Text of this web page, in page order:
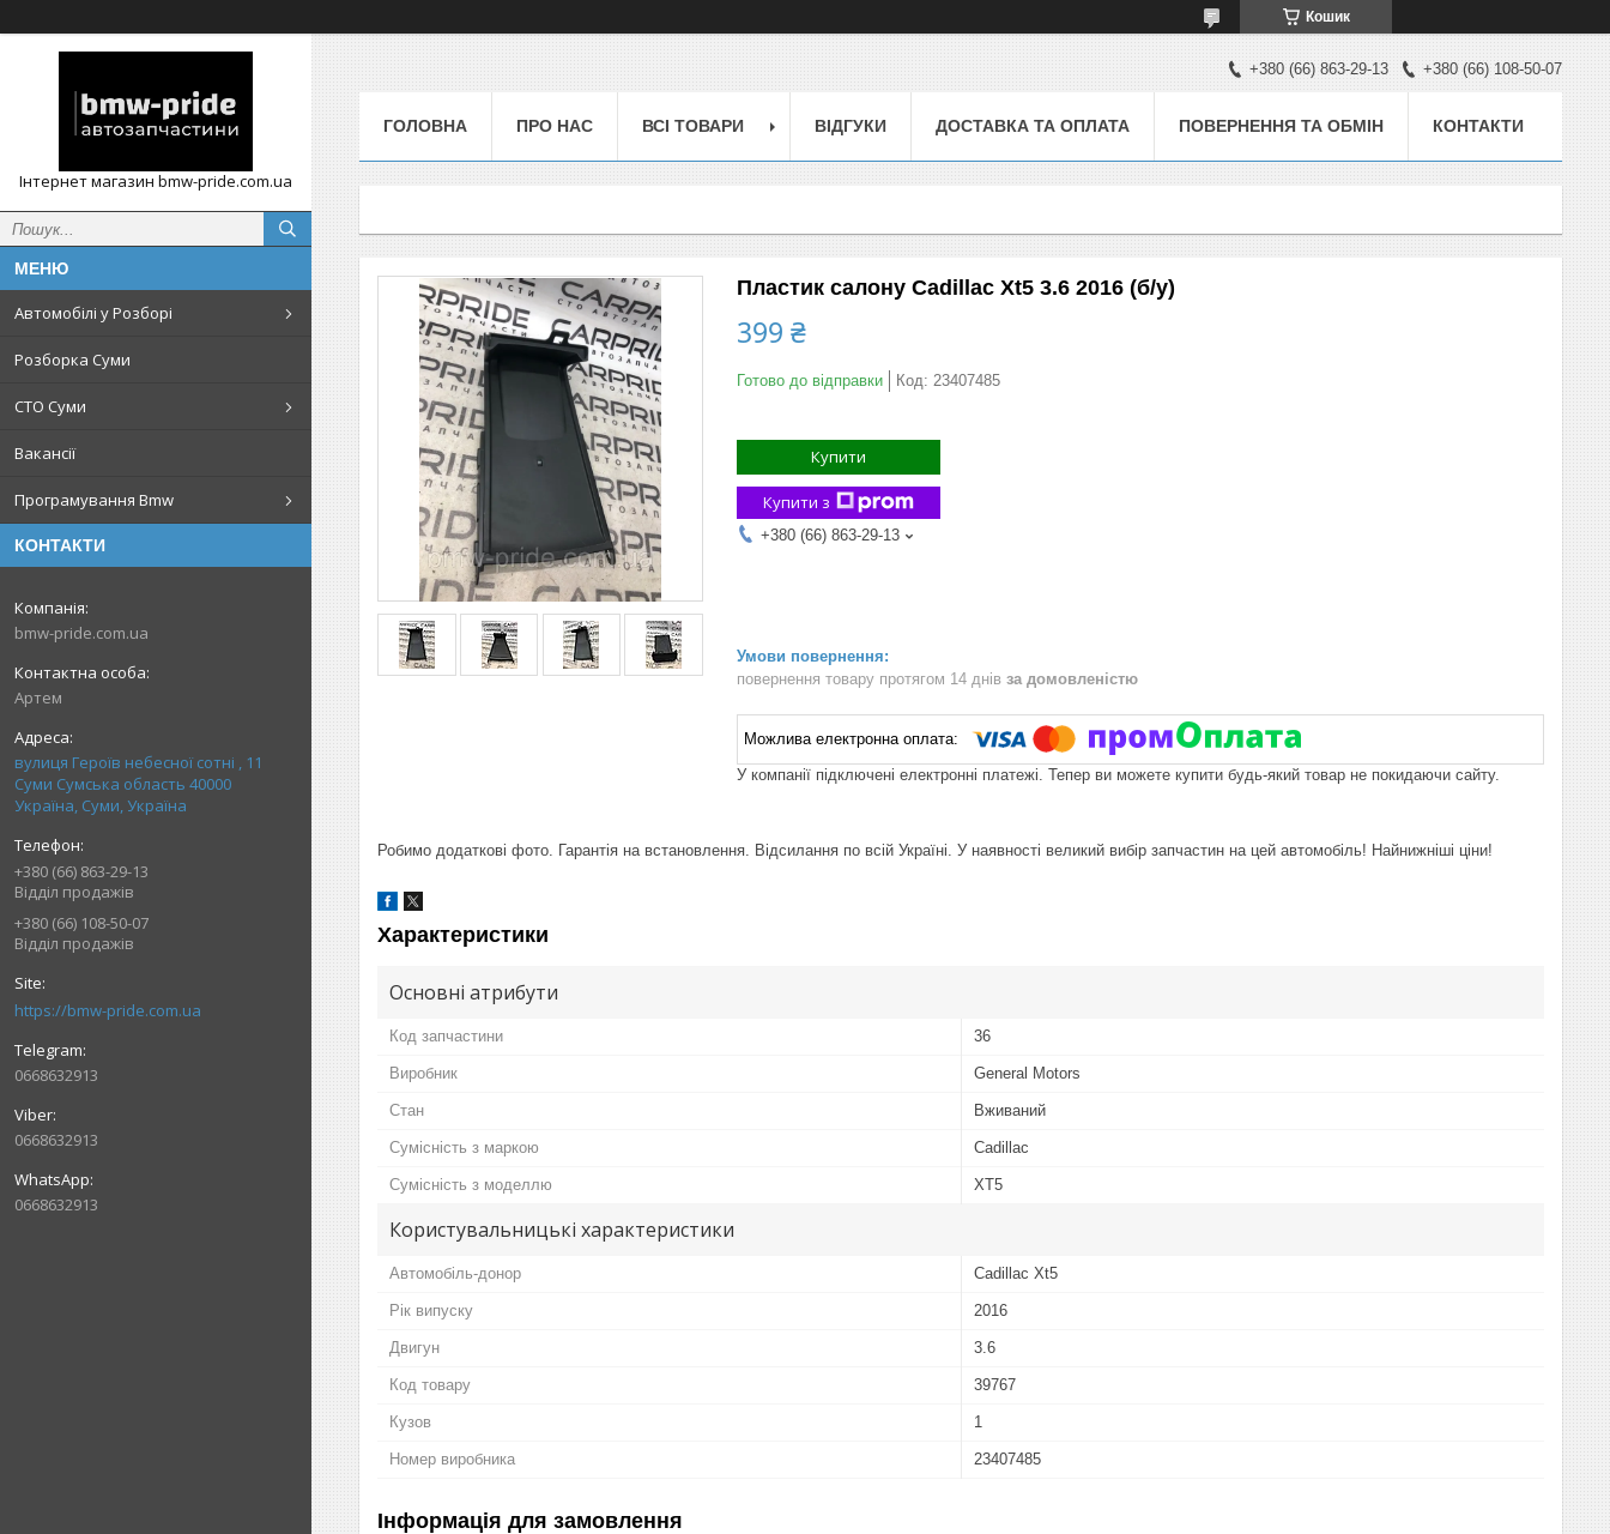
Кошик
Інтернет магазин bmw-pride.com.ua
Автомобілі у Розборі
Розборка Суми
СТО Суми
Вакансії
Програмування Bmw
КОНТАКТИ
bmw-pride.com.ua
Артем
вулиця Героїв небесної сотні , 11
Суми Сумська область 40000
Україна, Суми, Україна
+380 (66) 863-29-13
Відділ продажів
+380 (66) 108-50-07
Відділ продажів
https://bmw-pride.com.ua
0668632913
0668632913
0668632913
+380 (66) 863-29-13 +380 (66) 108-50-07
ГОЛОВНА ПРО НАС ВСІ ТОВАРИ ВІДГУКИ ДОСТАВКА ТА ОПЛАТА ПОВЕРНЕННЯ ТА ОБМІН КОНТАКТИ
Пластик салону Cadillac Xt5 3.6 2016 (б/у)
399 ₴
Готово до відправки Код: 23407485
Купити
Купити з
+380 (66) 863-29-13
повернення товару протягом 14 днів за домовленістю
У компанії підключені електронні платежі. Тепер ви можете купити будь-який товар не покидаючи сайту.
Робимо додаткові фото. Гарантія на встановлення. Відсилання по всій Україні. У наявності великий вибір запчастин на цей автомобіль! Найнижніші ціни!
Характеристики
Основні атрибути
Код запчастини 36
Виробник General Motors
Стан Вживаний
Сумісність з маркою Cadillac
Сумісність з моделлю XT5
Користувальницькі характеристики
Автомобіль-донор Cadillac Xt5
Рік випуску 2016
Двигун 3.6
Код товару 39767
Кузов 1
Номер виробника 23407485
Інформація для замовлення